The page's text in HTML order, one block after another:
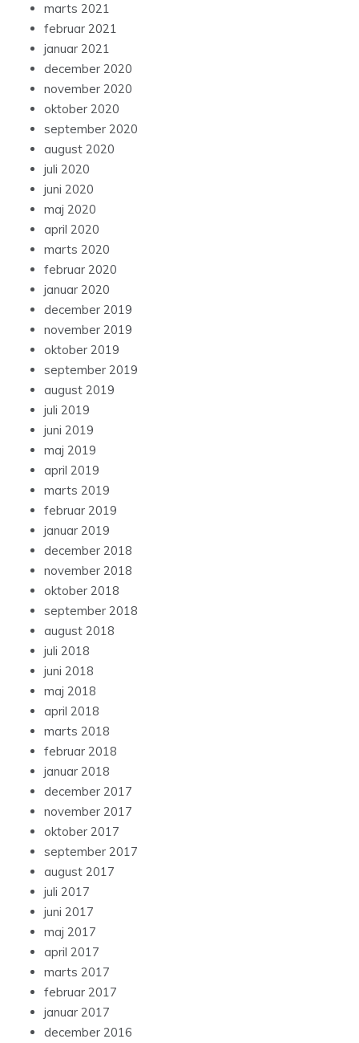
marts 2021
februar 2021
januar 2021
december 2020
november 2020
oktober 2020
september 2020
august 2020
juli 2020
juni 2020
maj 2020
april 2020
marts 2020
februar 2020
januar 2020
december 2019
november 2019
oktober 2019
september 2019
august 2019
juli 2019
juni 2019
maj 2019
april 2019
marts 2019
februar 2019
januar 2019
december 2018
november 2018
oktober 2018
september 2018
august 2018
juli 2018
juni 2018
maj 2018
april 2018
marts 2018
februar 2018
januar 2018
december 2017
november 2017
oktober 2017
september 2017
august 2017
juli 2017
juni 2017
maj 2017
april 2017
marts 2017
februar 2017
januar 2017
december 2016